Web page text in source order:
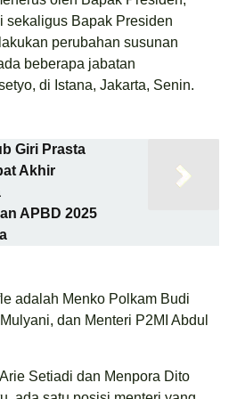
sekaligus Bapak Presiden
perubahan susunan
beberapa jabatan
di Istana, Jakarta, Senin.
Giri Prasta
Akhir
APBD 2025
adalah Menko Polkam Budi
dan Menteri P2MI Abdul
Setiadi dan Menpora Dito